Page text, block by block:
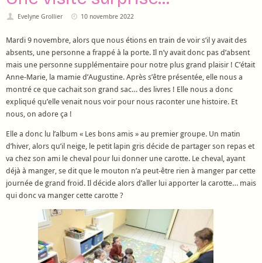
Evelyne Grollier 10 novembre 2022
Mardi 9 novembre, alors que nous étions en train de voir s’il y avait des
absents, une personne a frappé à la porte. Il n’y avait donc pas d’absent
mais une personne supplémentaire pour notre plus grand plaisir ! C’était
Anne-Marie, la mamie d’Augustine. Après s’être présentée, elle nous a
montré ce que cachait son grand sac… des livres ! Elle nous a donc
expliqué qu’elle venait nous voir pour nous raconter une histoire. Et
nous, on adore ça !
Elle a donc lu l’album « Les bons amis » au premier groupe. Un matin
d’hiver, alors qu’il neige, le petit lapin gris décide de partager son repas et
va chez son ami le cheval pour lui donner une carotte. Le cheval, ayant
déjà à manger, se dit que le mouton n’a peut-être rien à manger par cette
journée de grand froid. Il décide alors d’aller lui apporter la carotte… mais
qui donc va manger cette carotte ?